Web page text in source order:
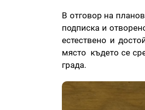
В отговор на
подписка и
естествено и
място където се
града.